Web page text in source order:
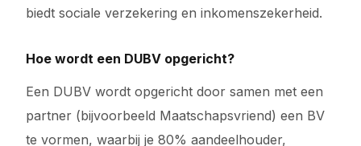
biedt sociale verzekering en inkomenszekerheid.
Hoe wordt een DUBV opgericht?
Een DUBV wordt opgericht door samen met een
partner (bijvoorbeeld Maatschapsvriend) een BV
te vormen, waarbij je 80% aandeelhouder,